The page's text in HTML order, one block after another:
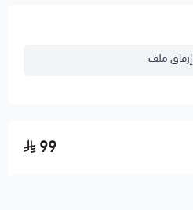
إرفاق ملف
99